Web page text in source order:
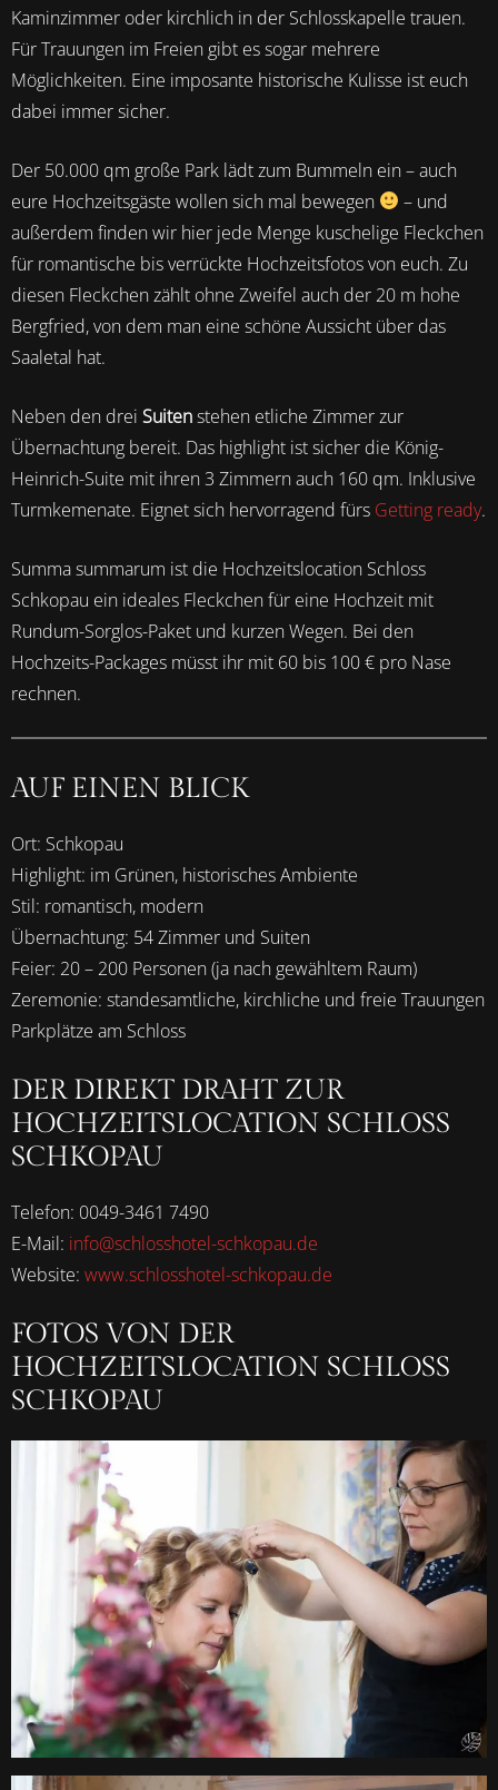
Kaminzimmer oder kirchlich in der Schlosskapelle trauen.
Für Trauungen im Freien gibt es sogar mehrere
Möglichkeiten. Eine imposante historische Kulisse ist euch
dabei immer sicher.
Der 50.000 qm große Park lädt zum Bummeln ein – auch
eure Hochzeitsgäste wollen sich mal bewegen
– und
außerdem finden wir hier jede Menge kuschelige Fleckchen
für romantische bis verrückte Hochzeitsfotos von euch. Zu
diesen Fleckchen zählt ohne Zweifel auch der 20 m hohe
Bergfried, von dem man eine schöne Aussicht über das
Saaletal hat.
Neben den drei Suitenstehen etliche Zimmer zur
Übernachtung bereit. Das highlight ist sicher die König-
Heinrich-Suite mit ihren 3 Zimmern auch 160 qm. Inklusive
Turmkemenate. Eignet sich hervorragend fürs Getting ready.
Summa summarum ist die Hochzeitslocation Schloss
Schkopau ein ideales Fleckchen für eine Hochzeit mit
Rundum-Sorglos-Paket und kurzen Wegen. Bei den
Hochzeits-Packages müsst ihr mit 60 bis 100 € pro Nase
rechnen.
AUF EINEN BLICK
Ort: Schkopau
Highlight: im Grünen, historisches Ambiente
Stil: romantisch, modern
Übernachtung: 54 Zimmer und Suiten
Feier: 20 – 200 Personen (ja nach gewähltem Raum)
Zeremonie: standesamtliche, kirchliche und freie Trauungen
Parkplätze am Schloss
DER DIREKT DRAHT ZUR
HOCHZEITSLOCATION SCHLOSS
SCHKOPAU
Telefon: 0049-3461 7490
E-Mail: info@schlosshotel-schkopau.de
Website: www.schlosshotel-schkopau.de
FOTOS VON DER
HOCHZEITSLOCATION SCHLOSS
SCHKOPAU